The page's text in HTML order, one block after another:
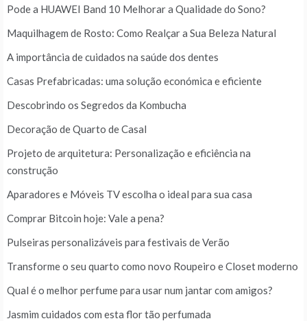
Pode a HUAWEI Band 10 Melhorar a Qualidade do Sono?
Maquilhagem de Rosto: Como Realçar a Sua Beleza Natural
A importância de cuidados na saúde dos dentes
Casas Prefabricadas: uma solução económica e eficiente
Descobrindo os Segredos da Kombucha
Decoração de Quarto de Casal
Projeto de arquitetura: Personalização e eficiência na
construção
Aparadores e Móveis TV escolha o ideal para sua casa
Comprar Bitcoin hoje: Vale a pena?
Pulseiras personalizáveis para festivais de Verão
Transforme o seu quarto como novo Roupeiro e Closet moderno
Qual é o melhor perfume para usar num jantar com amigos?
Jasmim cuidados com esta flor tão perfumada